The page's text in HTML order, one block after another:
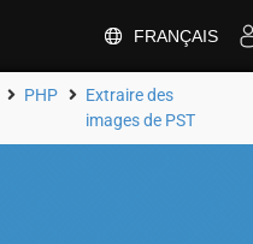
FRANÇAIS
PHP
Extraire des
images de PST